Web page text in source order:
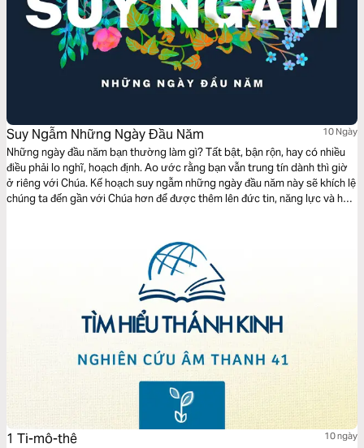
Suy Ngẫm Những Ngày Đầu Năm 10 Ngày
Những ngày đầu năm bạn thường làm gì? Tất bật, bận rộn, hay có nhiều
điều phải lo nghĩ, hoạch định. Ao ước rằng bạn vẫn trung tín dành thì giờ
ở riêng với Chúa. Kế hoạch suy ngẫm những ngày đầu năm này sẽ khích lệ
chúng ta đến gần với Chúa hơn để được thêm lên đức tin, năng lực và hy
1 Ti-mô-thê 10 ngày